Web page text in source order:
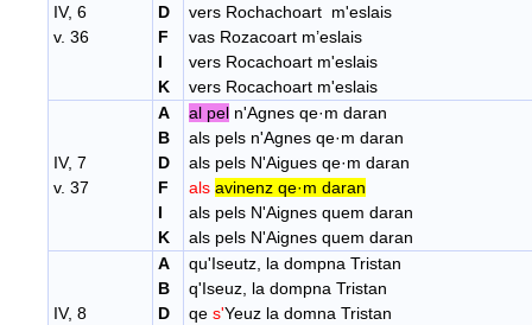
IV, 6
v. 36
D
F
I
K
vers Rochachoart m'eslais
vas Rozacoart m’eslais
vers Rocachoart m'eslais
vers Rocachoart m'eslais
IV, 7
v. 37
A
B
D
F
I
K
al pel n'Agnes qe·m daran
als pels n'Agnes qe·m daran
als pels N'Aigues qe·m daran
als avinenz qe·m daran
als pels N'Aignes quem daran
als pels N'Aignes quem daran
IV, 8
A
B
D
qu'Iseutz, la dompna Tristan
q'Iseuz, la dompna Tristan
qe s'Yeuz la domna Tristan